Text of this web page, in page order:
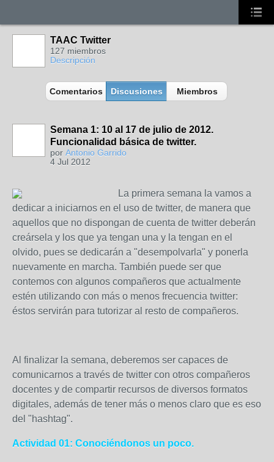
TAAC Twitter
127 miembros
Descripción
Comentarios Discusiones Miembros
Semana 1: 10 al 17 de julio de 2012.
Funcionalidad básica de twitter.
por Antonio Garrido
4 Jul 2012
La primera semana la vamos a
dedicar a iniciarnos en el uso de twitter, de manera que
aquellos que no dispongan de cuenta de twitter deberán
creársela y los que ya tengan una y la tengan en el
olvido, pues se dedicarán a "desempolvarla" y ponerla
nuevamente en marcha. También puede ser que
contemos con algunos compañeros que actualmente
estén utilizando con más o menos frecuencia twitter:
éstos servirán para tutorizar al resto de compañeros.
Al finalizar la semana, deberemos ser capaces de
comunicarnos a través de twitter con otros compañeros
docentes y de compartir recursos de diversos formatos
digitales, además de tener más o menos claro que es eso
del "hashtag".
Actividad 01: Conociéndonos un poco.